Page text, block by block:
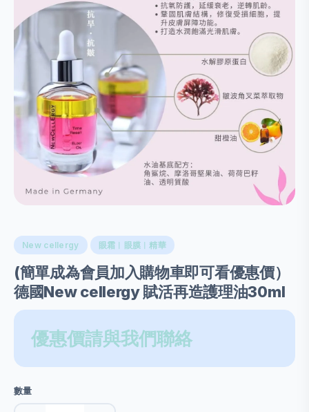
New cellergy 眼霜︱眼膜︱精華
(簡單成為會員加入購物車即可看優惠價）
德國New cellergy 賦活再造護理油30ml
優惠價請與我們聯絡
數量